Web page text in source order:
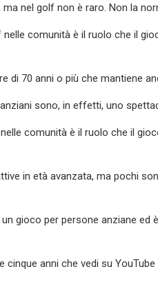
nel golf non è raro. Non la
comunità è il ruolo che il
70 anni o più che mantiene
sono, in effetti, uno
comunità è il ruolo che il
in età avanzata, ma pochi
gioco per persone anziane ed
anni che vedi su